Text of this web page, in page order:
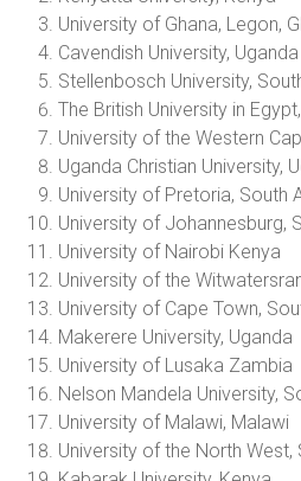
University of Ghana, Legon,
Cavendish University, Uganda
Stellenbosch University,
The British University in
University of the Western
Uganda Christian University,
University of Pretoria, South
University of Johannesburg,
University of Nairobi Kenya
University of the
University of Cape Town,
Makerere University, Uganda
University of Lusaka Zambia
Nelson Mandela University,
University of Malawi, Malawi
University of the North West,